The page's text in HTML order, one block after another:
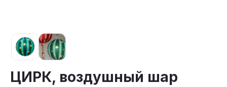
ЦИРК, воздушный шар